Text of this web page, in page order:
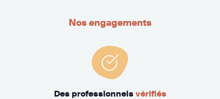
Nos engagements
Des professionnels vérifiés